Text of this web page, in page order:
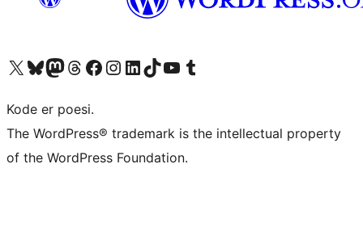
Besøk vår konto på X Visit our Bluesky account
Besøk vår Mastodon-konto
Visit our Threads account
Besøk vår Facebook-sideBesøk vår Instagram-konto
Besøk vår LinkedIn-konto
Visit our TikTok account
Visit our YouTube channel
Visit our Tumblr account
Kode er poesi.
The WordPress® trademark is the intellectual property
of the WordPress Foundation.